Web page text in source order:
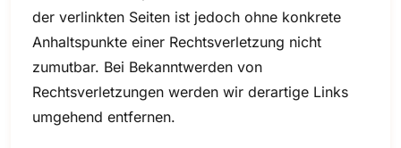
der verlinkten Seiten ist jedoch ohne konkrete
Anhaltspunkte einer Rechtsverletzung nicht
zumutbar. Bei Bekanntwerden von
Rechtsverletzungen werden wir derartige Links
umgehend entfernen.